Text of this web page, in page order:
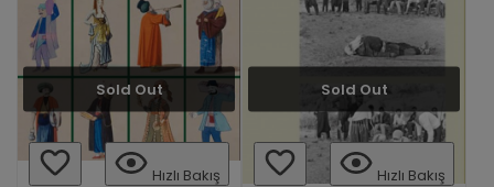
Sold Out
Hızlı Bakış
Sold Out
Hızlı Bakış